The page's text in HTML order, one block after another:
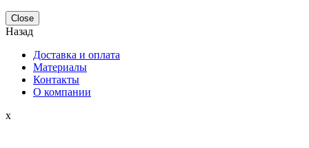
Close
Назад
Доставка и оплата
Материалы
Контакты
О компании
x